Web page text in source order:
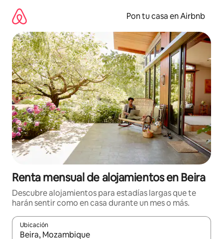
contenido
Pon tu casa en Airbnb
Renta mensual de alojamientos en Beira
Descubre alojamientos para estadías largas que te
harán sentir como en casa durante un mes o más.
Ubicación
Cuando los resultados estén disponibles, navega con las